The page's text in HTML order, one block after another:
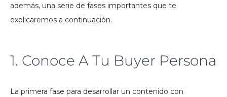
además, una serie de fases importantes que te
explicaremos a continuación.
1. Conoce A Tu Buyer Persona
La primera fase para desarrollar un contenido con